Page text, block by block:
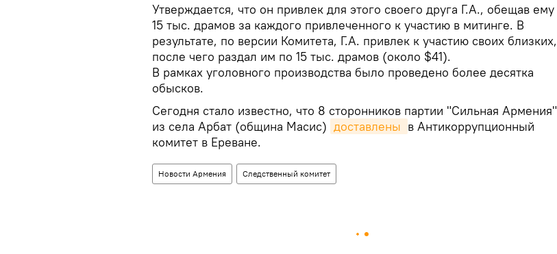
Утверждается, что он привлек для этого своего друга Г.А., обещав ему
15 тыс. драмов за каждого привлеченного к участию в митинге. В
результате, по версии Комитета, Г.А. привлек к участию своих близких,
после чего раздал им по 15 тыс. драмов (около $41).
В рамках уголовного производства было проведено более десятка
обысков.
Сегодня стало известно, что 8 сторонников партии "Сильная Армения"
из села Арбат (община Масис) доставлены в Антикоррупционный
комитет в Ереване.
Новости Армения Следственный комитет